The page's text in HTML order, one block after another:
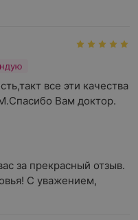
все эти качества
Вам доктор.
за прекрасный отзыв.
С уважением,